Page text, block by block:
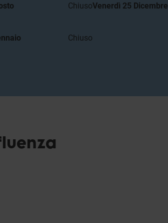
ChiusoVenerdì 25 Dicembre
Chiuso